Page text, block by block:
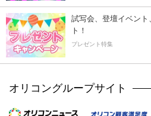
試写会、登壇イベン
ト！
プレゼント特集
オリコングループサイト